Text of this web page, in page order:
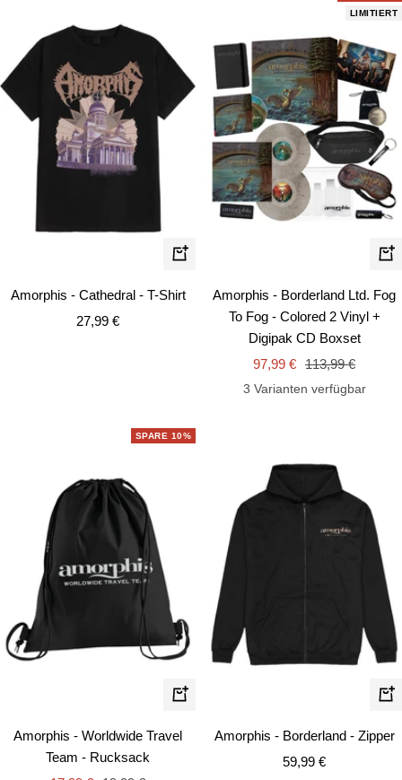
Schnellansicht
Amorphis - Cathedral - T-Shirt
Angebotspreis
27,99 €
LIMITIERT
In
Amorphis - Borderland Ltd. Fog
To Fog - Colored 2 Vinyl +
Digipak CD Boxset
Angebotspreis
97,99 € Regulärer
Preis
113,99 €
3 Varianten verfügbar
SPARE 10%
In
Amorphis - Worldwide Travel
Team - Rucksack
Amorphis - Borderland - Zipper
Angebotspreis
59,99 €